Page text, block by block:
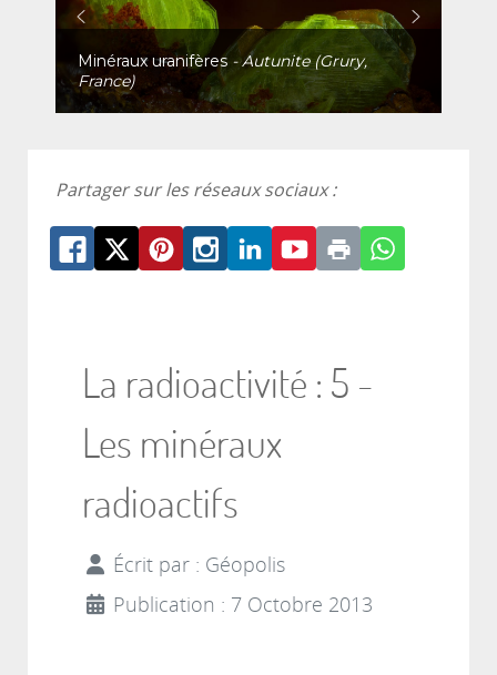
Minéraux uranifères - Autunite (Grury,
France)
Partager sur les réseaux sociaux :
La radioactivité : 5 -
Les minéraux
radioactifs
Écrit par : Géopolis
Publication : 7 Octobre 2013